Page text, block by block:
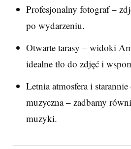
Profesjonalny fotograf –
po wydarzeniu.
Otwarte tarasy – widoki
idealne tło do zdjęć i
Letnia atmosfera i
muzyczna – zadbamy
muzyki.